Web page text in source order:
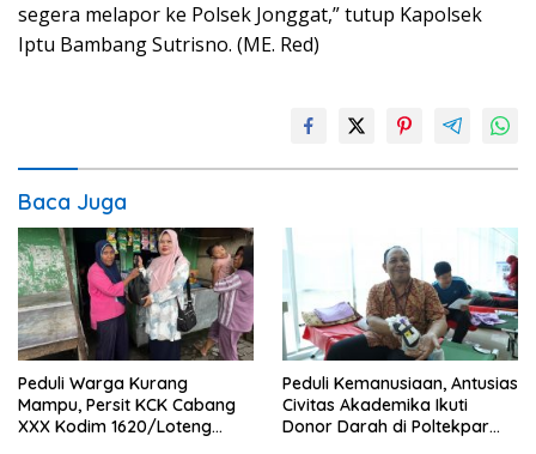
segera melapor ke Polsek Jonggat,” tutup Kapolsek
Iptu Bambang Sutrisno. (ME. Red)
Baca Juga
Peduli Warga Kurang
Mampu, Persit KCK Cabang
XXX Kodim 1620/Loteng
Peduli Kemanusiaan, Antusias
Civitas Akademika Ikuti
Donor Darah di Poltekpar